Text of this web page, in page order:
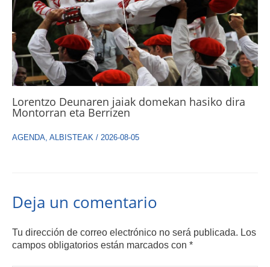
Lorentzo Deunaren jaiak domekan hasiko dira
Montorran eta Berrizen
AGENDA ALBISTEAK / 2026-08-05
Deja un comentario
Tu dirección de correo electrónico no será publicada. Los
campos obligatorios están marcados con *